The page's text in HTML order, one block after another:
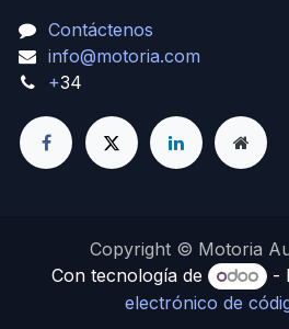
Contáctenos
info@motoria.com
+34
Copyright © Motoria
Con tecnología de
-
electrónico de